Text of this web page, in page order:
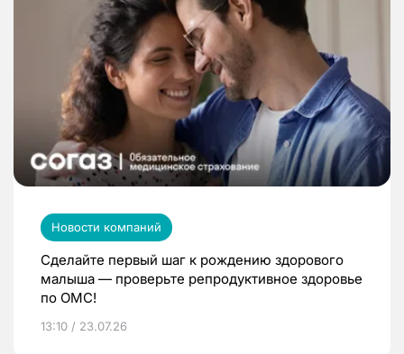
Новости компаний
Сделайте первый шаг к рождению здорового
малыша — проверьте репродуктивное здоровье
по ОМС!
13:10 / 23.07.26